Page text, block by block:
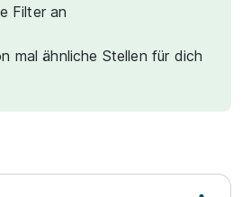
Filter an
mal ähnliche Stellen für dich